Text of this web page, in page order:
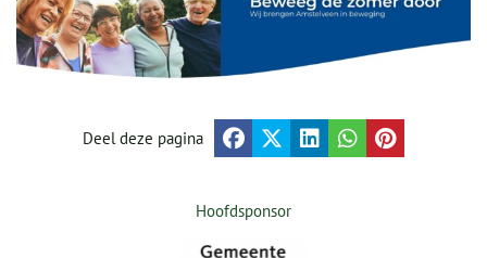
Deel deze pagina
Hoofdsponsor